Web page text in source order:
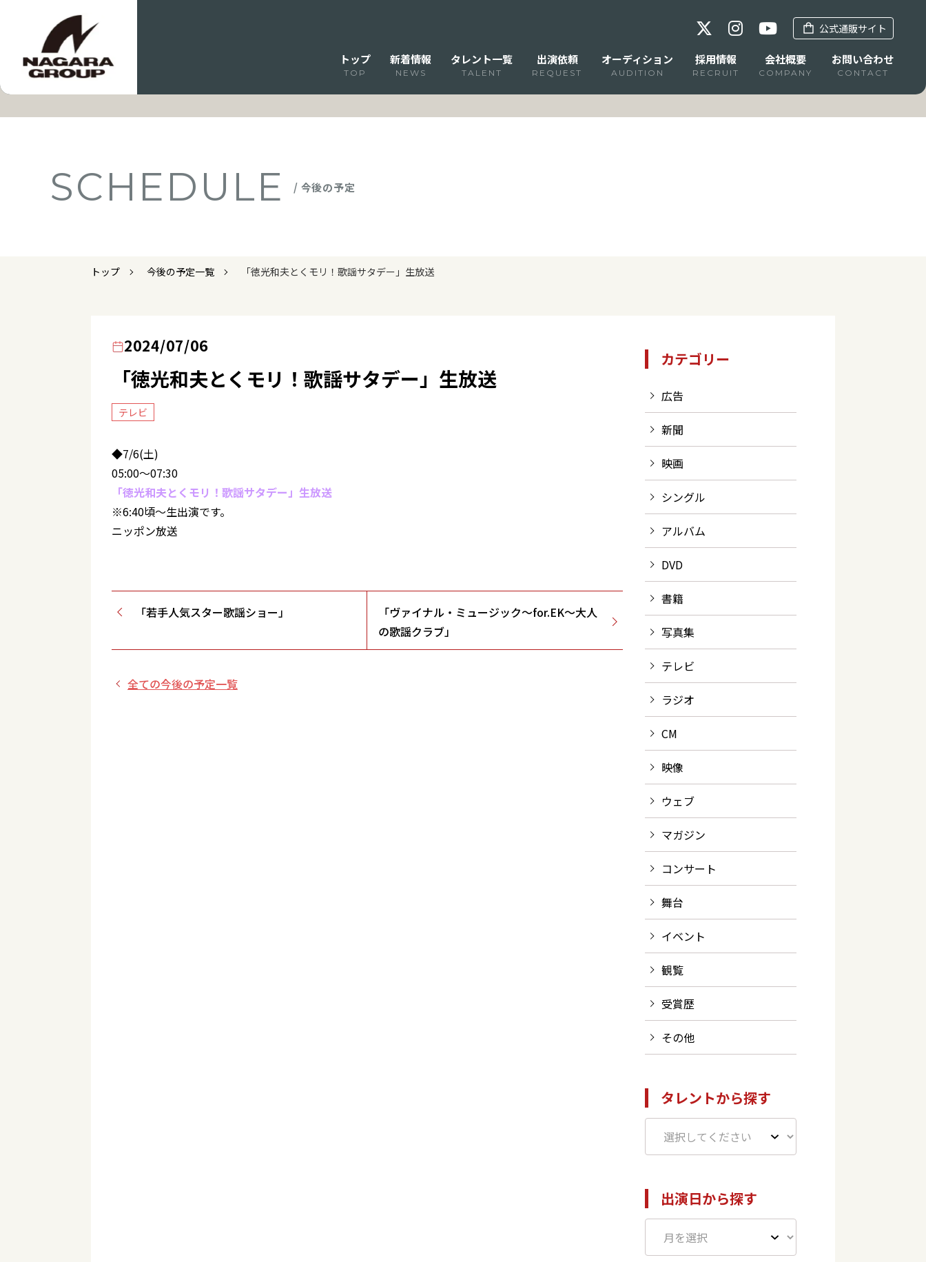
公式通販サイト
トップ
TOP
新着情報
NEWS
タレント一覧
TALENT
出演依頼
REQUEST
オーディション
AUDITION
採用情報
RECRUIT
会社概要
COMPANY
お問い合わせ
CONTACT
SCHEDULE / 今後の予定
トップ 今後の予定一覧 「徳光和夫とくモリ！歌謡サタデー」生放送
2024/07/06
「徳光和夫とくモリ！歌謡サタデー」生放送
テレビ
◆7/6(土)
05:00～07:30
「徳光和夫とくモリ！歌謡サタデー」生放送
※6:40頃～生出演です。
ニッポン放送
「若手人気スター歌謡ショー」
「ヴァイナル・ミュージック～for.EK～大人
の歌謡クラブ」
全ての今後の予定一覧
カテゴリー
広告
新聞
映画
シングル
アルバム
DVD
書籍
写真集
テレビ
ラジオ
CM
映像
ウェブ
マガジン
コンサート
舞台
イベント
観覧
受賞歴
その他
タレントから探す
出演日から探す